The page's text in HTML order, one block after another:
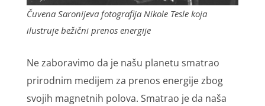
Čuvena Saronijeva fotografija Nikole Tesle koja
ilustruje bežični prenos energije
Ne zaboravimo da je našu planetu smatrao
prirodnim medijem za prenos energije zbog
svojih magnetnih polova. Smatrao je da naša